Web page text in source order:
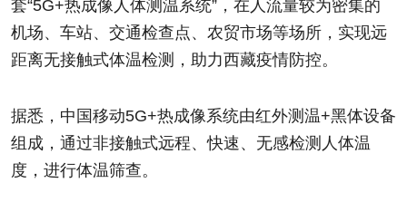
套“5G+热成像人体测温系统”，在人流量较为密集的
机场、车站、交通检查点、农贸市场等场所，实现远
距离无接触式体温检测，助力西藏疫情防控。
据悉，中国移动5G+热成像系统由红外测温+黑体设备
组成，通过非接触式远程、快速、无感检测人体温
度，进行体温筛查。